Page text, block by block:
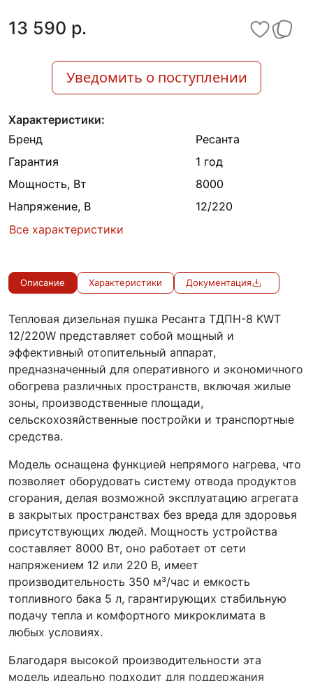
13 590 p.
Уведомить о поступлении
Характеристики:
Бренд
Ресанта
Гарантия
1 год
Мощность, Вт
8000
Напряжение, В
12/220
Все характеристики
Описание Характеристики Документация
Тепловая дизельная пушка Ресанта ТДПН-8 KWT
12/220W представляет собой мощный и
эффективный отопительный аппарат,
предназначенный для оперативного и экономичного
обогрева различных пространств, включая жилые
зоны, производственные площади,
сельскохозяйственные постройки и транспортные
средства.
Модель оснащена функцией непрямого нагрева, что
позволяет оборудовать систему отвода продуктов
сгорания, делая возможной эксплуатацию агрегата
в закрытых пространствах без вреда для здоровья
присутствующих людей. Мощность устройства
составляет 8000 Вт, оно работает от сети
напряжением 12 или 220 В, имеет
производительность 350 м³/час и емкость
топливного бака 5 л, гарантирующих стабильную
подачу тепла и комфортного микроклимата в
любых условиях.
Благодаря высокой производительности эта
модель идеально подходит для поддержания